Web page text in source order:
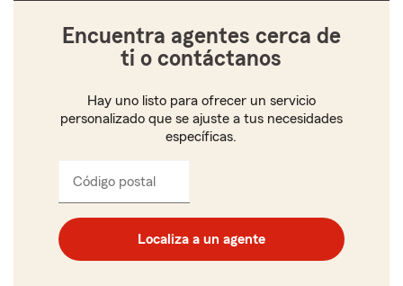
Encuentra agentes cerca de
ti o contáctanos
Hay uno listo para ofrecer un servicio
personalizado que se ajuste a tus necesidades
específicas.
Código postal
código
postal
de
cinco
Localiza a un agente